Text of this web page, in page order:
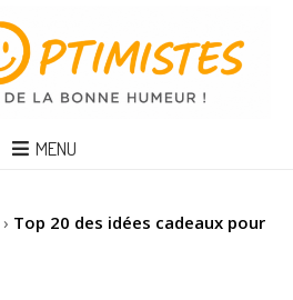
MENU
› Top 20 des idées cadeaux pour